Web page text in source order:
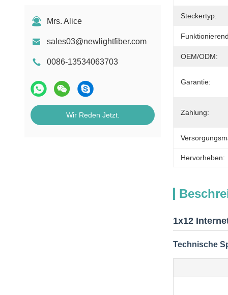
Drohnen mit Glasfaser
Schalter und Steckdose
Mrs. Alice
sales03@newlightfiber.com
0086-13534063703
Wir Reden Jetzt.
Steckertyp:
OEM/ODM:
Garantie:
Zahlung:
Hervorheben:
1x12
Technische